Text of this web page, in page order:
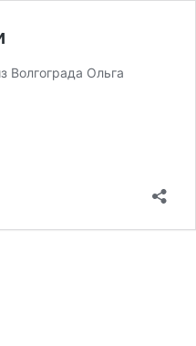
Волгограда Ольга